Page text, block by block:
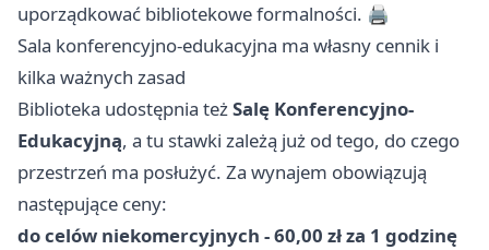
uporządkować bibliotekowe formalności. 🖨️
Sala konferencyjno-edukacyjna ma własny cennik i
kilka ważnych zasad
Biblioteka udostępnia teżSalę Konferencyjno-
Edukacyjną, a tu stawki zależą już od tego, do czego
przestrzeń ma posłużyć. Za wynajem obowiązują
następujące ceny:
do celów niekomercyjnych - 60,00 zł za 1 godzinę